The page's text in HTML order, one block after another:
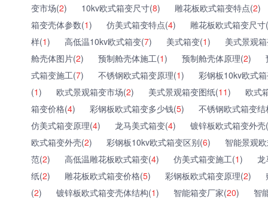
变市场(2) 10kv欧式箱变尺寸(8) 雕花板欧式箱变特点(2)
箱变壳体参数(1) 仿美式箱变特点(4)
雕花板欧式箱变尺寸(
样(1) 高低温10kv欧式箱变(7) 美式箱变(1)
美式景观
舱壳体图片(2) 预制舱壳体施工(1) 预制舱壳体原理(2)
式箱变施工(7) 不锈钢欧式箱变原理(1)
彩钢板10kv欧式
(1) 欧式景观箱变市场(2) 美式景观箱变图纸(11)
欧式
箱变价格(4) 彩钢板欧式箱变多少钱(5)
不锈钢欧式箱变结
仿美式箱变原理(4) 龙马美式箱变(4)
镀锌板欧式箱变外壳(
欧式箱变外壳(2) 彩钢板10kv欧式箱变区别(6)
智能景观
范(2) 高低温雕花板欧式箱变(4) 仿美式箱变施工(1)
龙
纸(2) 雕花板欧式箱变价格(5) 彩钢板欧式箱变原理(2)
(2) 镀锌板欧式箱变壳体结构(1) 智能箱变厂家(20)
智